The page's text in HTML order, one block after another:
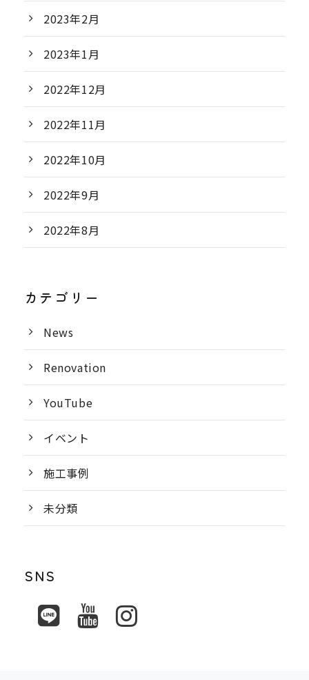
2023年2月
2023年1月
2022年12月
2022年11月
2022年10月
2022年9月
2022年8月
カテゴリー
News
Renovation
YouTube
イベント
施工事例
未分類
SNS